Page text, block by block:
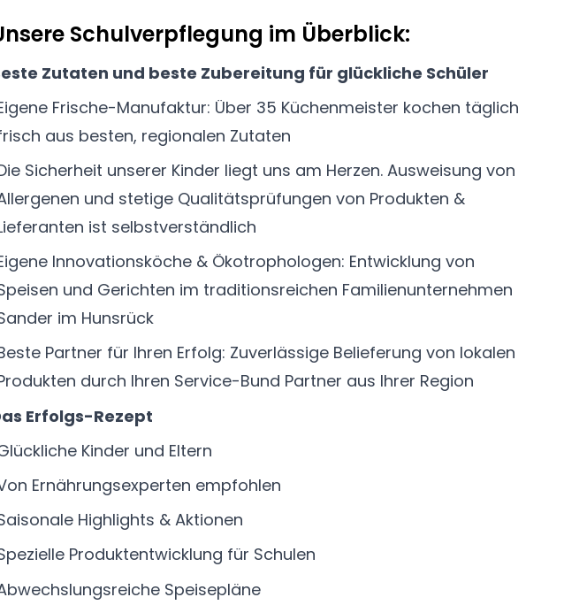
Schulverpflegung im Überblick:
Zutaten und beste Zubereitung für glückliche Schüler
Frische-Manufaktur: Über 35 Küchenmeister kochen täglich
aus besten, regionalen Zutaten
Sicherheit unserer Kinder liegt uns am Herzen. Ausweisung von
und stetige Qualitätsprüfungen von Produkten &
ist selbstverständlich
Innovationsköche & Ökotrophologen: Entwicklung von
und Gerichten im traditionsreichen Familienunternehmen
im Hunsrück
Partner für Ihren Erfolg: Zuverlässige Belieferung von lokalen
durch Ihren Service-Bund Partner aus Ihrer Region
Erfolgs-Rezept
Kinder und Eltern
Ernährungsexperten empfohlen
Highlights & Aktionen
Produktentwicklung für Schulen
Speisepläne